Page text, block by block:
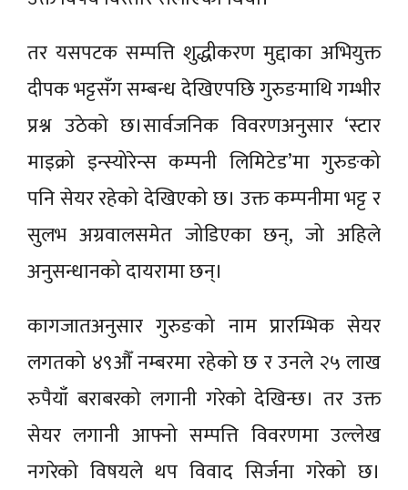
तर यसपटक सम्पत्ति शुद्धीकरण मुद्दाका अभियुक्त
दीपक भट्टसँग सम्बन्ध देखिएपछि गुरुङमाथि गम्भीर
प्रश्न उठेको छ।सार्वजनिक विवरणअनुसार ‘स्टार
माइक्रो इन्स्योरेन्स कम्पनी लिमिटेड’मा गुरुङको
पनि सेयर रहेको देखिएको छ। उक्त कम्पनीमा भट्ट र
सुलभ अग्रवालसमेत जोडिएका छन्, जो अहिले
अनुसन्धानको दायरामा छन्।
कागजातअनुसार गुरुङको नाम प्रारम्भिक सेयर
लगतको ४९औँ नम्बरमा रहेको छ र उनले २५ लाख
रुपैयाँ बराबरको लगानी गरेको देखिन्छ। तर उक्त
सेयर लगानी आफ्नो सम्पत्ति विवरणमा उल्लेख
नगरेको विषयले थप विवाद सिर्जना गरेको छ।